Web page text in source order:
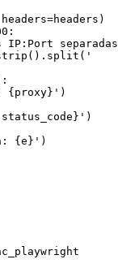
IP:Port
{proxy}')
{e}')